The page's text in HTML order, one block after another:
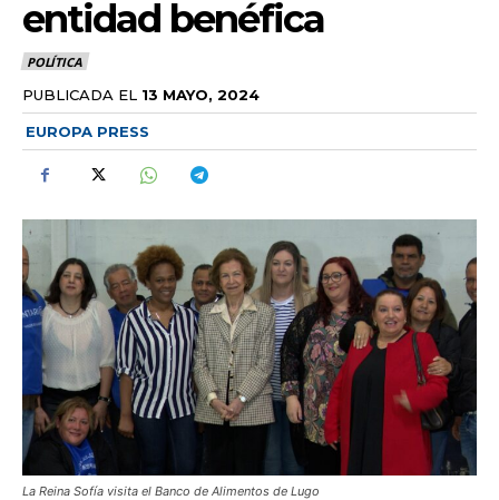
entidad benéfica
POLÍTICA
PUBLICADA EL 13 MAYO, 2024
EUROPA PRESS
La Reina Sofía visita el Banco de Alimentos de Lugo